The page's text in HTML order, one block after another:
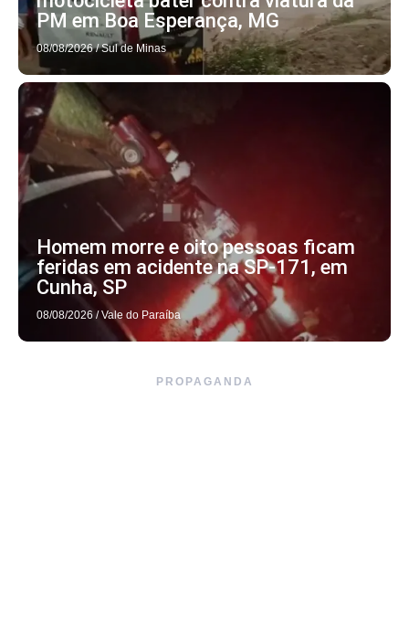
PM em Boa Esperança, MG
08/08/2026 / Sul de Minas
Homem morre e oito pessoas ficam
feridas em acidente na SP-171, em
Cunha, SP
08/08/2026 / Vale do Paraíba
PROPAGANDA